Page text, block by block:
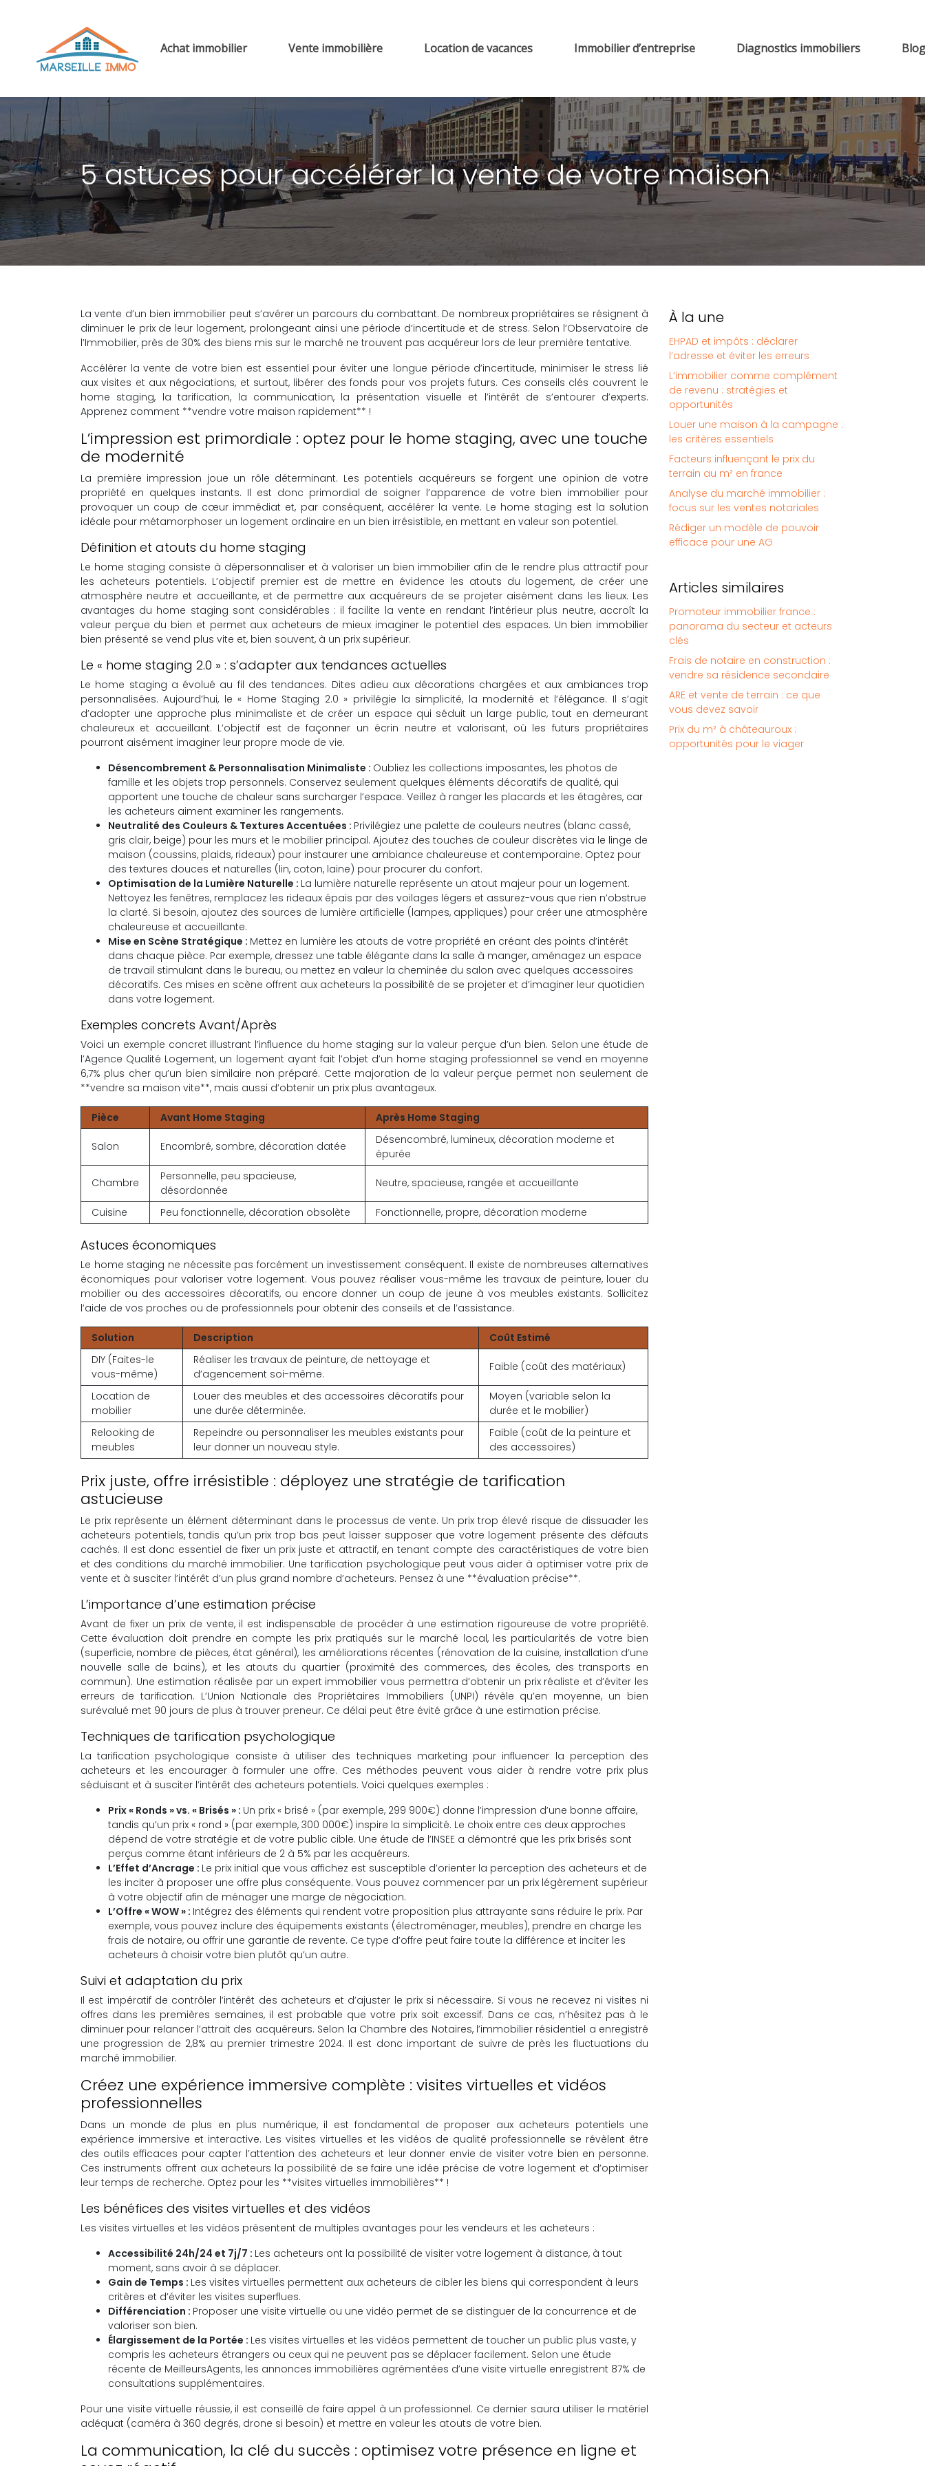
Achat immobilier Vente immobilière Location de vacances Immobilier d’entreprise Diagnostics immobiliers Blog
5 astuces pour accélérer la vente de votre maison
La vente d’un bien immobilier peut s’avérer un parcours du combattant. De nombreux propriétaires se résignent à
diminuer le prix de leur logement, prolongeant ainsi une période d’incertitude et de stress. Selon l’Observatoire de
l’Immobilier, près de 30% des biens mis sur le marché ne trouvent pas acquéreur lors de leur première tentative.
Accélérer la vente de votre bien est essentiel pour éviter une longue période d’incertitude, minimiser le stress lié
aux visites et aux négociations, et surtout, libérer des fonds pour vos projets futurs. Ces conseils clés couvrent le
home staging, la tarification, la communication, la présentation visuelle et l’intérêt de s’entourer d’experts.
Apprenez comment **vendre votre maison rapidement** !
L’impression est primordiale : optez pour le home staging, avec une touche
de modernité
La première impression joue un rôle déterminant. Les potentiels acquéreurs se forgent une opinion de votre
propriété en quelques instants. Il est donc primordial de soigner l’apparence de votre bien immobilier pour
provoquer un coup de cœur immédiat et, par conséquent, accélérer la vente. Le home staging est la solution
idéale pour métamorphoser un logement ordinaire en un bien irrésistible, en mettant en valeur son potentiel.
Définition et atouts du home staging
Le home staging consiste à dépersonnaliser et à valoriser un bien immobilier afin de le rendre plus attractif pour
les acheteurs potentiels. L’objectif premier est de mettre en évidence les atouts du logement, de créer une
atmosphère neutre et accueillante, et de permettre aux acquéreurs de se projeter aisément dans les lieux. Les
avantages du home staging sont considérables : il facilite la vente en rendant l’intérieur plus neutre, accroît la
valeur perçue du bien et permet aux acheteurs de mieux imaginer le potentiel des espaces. Un bien immobilier
bien présenté se vend plus vite et, bien souvent, à un prix supérieur.
Le « home staging 2.0 » : s’adapter aux tendances actuelles
Le home staging a évolué au fil des tendances. Dites adieu aux décorations chargées et aux ambiances trop
personnalisées. Aujourd’hui, le « Home Staging 2.0 » privilégie la simplicité, la modernité et l’élégance. Il s’agit
d’adopter une approche plus minimaliste et de créer un espace qui séduit un large public, tout en demeurant
chaleureux et accueillant. L’objectif est de façonner un écrin neutre et valorisant, où les futurs propriétaires
pourront aisément imaginer leur propre mode de vie.
Désencombrement & Personnalisation Minimaliste : Oubliez les collections imposantes, les photos de
famille et les objets trop personnels. Conservez seulement quelques éléments décoratifs de qualité, qui
apportent une touche de chaleur sans surcharger l’espace. Veillez à ranger les placards et les étagères, car
les acheteurs aiment examiner les rangements.
Neutralité des Couleurs & Textures Accentuées : Privilégiez une palette de couleurs neutres (blanc cassé,
gris clair, beige) pour les murs et le mobilier principal. Ajoutez des touches de couleur discrètes via le linge de
maison (coussins, plaids, rideaux) pour instaurer une ambiance chaleureuse et contemporaine. Optez pour
des textures douces et naturelles (lin, coton, laine) pour procurer du confort.
Optimisation de la Lumière Naturelle : La lumière naturelle représente un atout majeur pour un logement.
Nettoyez les fenêtres, remplacez les rideaux épais par des voilages légers et assurez-vous que rien n’obstrue
la clarté. Si besoin, ajoutez des sources de lumière artificielle (lampes, appliques) pour créer une atmosphère
chaleureuse et accueillante.
Mise en Scène Stratégique : Mettez en lumière les atouts de votre propriété en créant des points d’intérêt
dans chaque pièce. Par exemple, dressez une table élégante dans la salle à manger, aménagez un espace
de travail stimulant dans le bureau, ou mettez en valeur la cheminée du salon avec quelques accessoires
décoratifs. Ces mises en scène offrent aux acheteurs la possibilité de se projeter et d’imaginer leur quotidien
dans votre logement.
Exemples concrets Avant/Après
Voici un exemple concret illustrant l’influence du home staging sur la valeur perçue d’un bien. Selon une étude de
l’Agence Qualité Logement, un logement ayant fait l’objet d’un home staging professionnel se vend en moyenne
6,7% plus cher qu’un bien similaire non préparé. Cette majoration de la valeur perçue permet non seulement de
**vendre sa maison vite**, mais aussi d’obtenir un prix plus avantageux.
Pièce Avant Home Staging Après Home Staging
Salon Encombré, sombre, décoration datée
Désencombré, lumineux, décoration moderne et
épurée
Chambre
Personnelle, peu spacieuse,
désordonnée
Neutre, spacieuse, rangée et accueillante
Cuisine Peu fonctionnelle, décoration obsolète Fonctionnelle, propre, décoration moderne
Astuces économiques
Le home staging ne nécessite pas forcément un investissement conséquent. Il existe de nombreuses alternatives
économiques pour valoriser votre logement. Vous pouvez réaliser vous-même les travaux de peinture, louer du
mobilier ou des accessoires décoratifs, ou encore donner un coup de jeune à vos meubles existants. Sollicitez
l’aide de vos proches ou de professionnels pour obtenir des conseils et de l’assistance.
Solution Description
Coût Estimé
DIY (Faites-le
vous-même)
Réaliser les travaux de peinture, de nettoyage et
d’agencement soi-même.
Faible (coût des matériaux)
Location de
mobilier
Louer des meubles et des accessoires décoratifs pour
une durée déterminée.
Moyen (variable selon la
durée et le mobilier)
Relooking de
meubles
Repeindre ou personnaliser les meubles existants pour
leur donner un nouveau style.
Faible (coût de la peinture et
des accessoires)
Prix juste, offre irrésistible : déployez une stratégie de tarification
astucieuse
Le prix représente un élément déterminant dans le processus de vente. Un prix trop élevé risque de dissuader les
acheteurs potentiels, tandis qu’un prix trop bas peut laisser supposer que votre logement présente des défauts
cachés. Il est donc essentiel de fixer un prix juste et attractif, en tenant compte des caractéristiques de votre bien
et des conditions du marché immobilier. Une tarification psychologique peut vous aider à optimiser votre prix de
vente et à susciter l’intérêt d’un plus grand nombre d’acheteurs. Pensez à une **évaluation précise**.
L’importance d’une estimation précise
Avant de fixer un prix de vente, il est indispensable de procéder à une estimation rigoureuse de votre propriété.
Cette évaluation doit prendre en compte les prix pratiqués sur le marché local, les particularités de votre bien
(superficie, nombre de pièces, état général), les améliorations récentes (rénovation de la cuisine, installation d’une
nouvelle salle de bains), et les atouts du quartier (proximité des commerces, des écoles, des transports en
commun). Une estimation réalisée par un expert immobilier vous permettra d’obtenir un prix réaliste et d’éviter les
erreurs de tarification. L’Union Nationale des Propriétaires Immobiliers (UNPI) révèle qu’en moyenne, un bien
surévalué met 90 jours de plus à trouver preneur. Ce délai peut être évité grâce à une estimation précise.
Techniques de tarification psychologique
La tarification psychologique consiste à utiliser des techniques marketing pour influencer la perception des
acheteurs et les encourager à formuler une offre. Ces méthodes peuvent vous aider à rendre votre prix plus
séduisant et à susciter l’intérêt des acheteurs potentiels. Voici quelques exemples :
Prix « Ronds » vs. « Brisés » : Un prix « brisé » (par exemple, 299 900€) donne l’impression d’une bonne affaire,
tandis qu’un prix « rond » (par exemple, 300 000€) inspire la simplicité. Le choix entre ces deux approches
dépend de votre stratégie et de votre public cible. Une étude de l’INSEE a démontré que les prix brisés sont
perçus comme étant inférieurs de 2 à 5% par les acquéreurs.
L’Effet d’Ancrage : Le prix initial que vous affichez est susceptible d’orienter la perception des acheteurs et de
les inciter à proposer une offre plus conséquente. Vous pouvez commencer par un prix légèrement supérieur
à votre objectif afin de ménager une marge de négociation.
L’Offre « WOW » : Intégrez des éléments qui rendent votre proposition plus attrayante sans réduire le prix. Par
exemple, vous pouvez inclure des équipements existants (électroménager, meubles), prendre en charge les
frais de notaire, ou offrir une garantie de revente. Ce type d’offre peut faire toute la différence et inciter les
acheteurs à choisir votre bien plutôt qu’un autre.
Suivi et adaptation du prix
Il est impératif de contrôler l’intérêt des acheteurs et d’ajuster le prix si nécessaire. Si vous ne recevez ni visites ni
offres dans les premières semaines, il est probable que votre prix soit excessif. Dans ce cas, n’hésitez pas à le
diminuer pour relancer l’attrait des acquéreurs. Selon la Chambre des Notaires, l’immobilier résidentiel a enregistré
une progression de 2,8% au premier trimestre 2024. Il est donc important de suivre de près les fluctuations du
marché immobilier.
Créez une expérience immersive complète : visites virtuelles et vidéos
professionnelles
Dans un monde de plus en plus numérique, il est fondamental de proposer aux acheteurs potentiels une
expérience immersive et interactive. Les visites virtuelles et les vidéos de qualité professionnelle se révèlent être
des outils efficaces pour capter l’attention des acheteurs et leur donner envie de visiter votre bien en personne.
Ces instruments offrent aux acheteurs la possibilité de se faire une idée précise de votre logement et d’optimiser
leur temps de recherche. Optez pour les **visites virtuelles immobilières** !
Les bénéfices des visites virtuelles et des vidéos
Les visites virtuelles et les vidéos présentent de multiples avantages pour les vendeurs et les acheteurs :
Accessibilité 24h/24 et 7j/7 : Les acheteurs ont la possibilité de visiter votre logement à distance, à tout
moment, sans avoir à se déplacer.
Gain de Temps : Les visites virtuelles permettent aux acheteurs de cibler les biens qui correspondent à leurs
critères et d’éviter les visites superflues.
Différenciation : Proposer une visite virtuelle ou une vidéo permet de se distinguer de la concurrence et de
valoriser son bien.
Élargissement de la Portée : Les visites virtuelles et les vidéos permettent de toucher un public plus vaste, y
compris les acheteurs étrangers ou ceux qui ne peuvent pas se déplacer facilement. Selon une étude
récente de MeilleursAgents, les annonces immobilières agrémentées d’une visite virtuelle enregistrent 87% de
consultations supplémentaires.
Pour une visite virtuelle réussie, il est conseillé de faire appel à un professionnel. Ce dernier saura utiliser le matériel
adéquat (caméra à 360 degrés, drone si besoin) et mettre en valeur les atouts de votre bien.
La communication, la clé du succès : optimisez votre présence en ligne et
À la une
EHPAD et impôts : déclarer
l’adresse et éviter les erreurs
L’immobilier comme complément
de revenu : stratégies et
opportunités
Louer une maison à la campagne :
les critères essentiels
Facteurs influençant le prix du
terrain au m² en france
Analyse du marché immobilier :
focus sur les ventes notariales
Rédiger un modèle de pouvoir
efficace pour une AG
Articles similaires
Promoteur immobilier france :
panorama du secteur et acteurs
clés
Frais de notaire en construction :
vendre sa résidence secondaire
ARE et vente de terrain : ce que
vous devez savoir
Prix du m² à châteauroux :
opportunités pour le viager